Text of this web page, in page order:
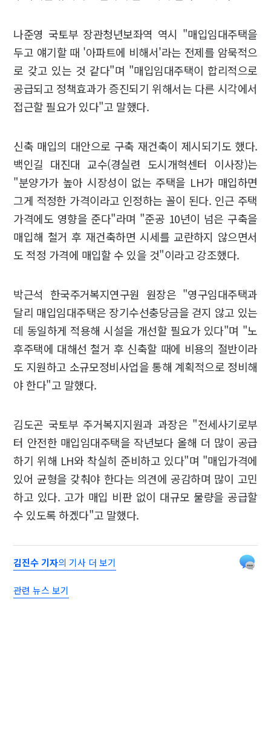
나준영 국토부 장관청년보좌역 역시 "매입임대주택을
두고 얘기할 때 '아파트에 비해서'라는 전제를 암묵적으
로 갖고 있는 것 같다"며 "매입임대주택이 합리적으로
공급되고 정책효과가 증진되기 위해서는 다른 시각에서
접근할 필요가 있다"고 말했다.
신축 매입의 대안으로 구축 재건축이 제시되기도 했다.
백인길 대진대 교수(경실련 도시개혁센터 이사장)는
"분양가가 높아 시장성이 없는 주택을 LH가 매입하면
그게 적정한 가격이라고 인정하는 꼴이 된다. 인근 주택
가격에도 영향을 준다"라며 "준공 10년이 넘은 구축을
매입해 철거 후 재건축하면 시세를 교란하지 않으면서
도 적정 가격에 매입할 수 있을 것"이라고 강조했다.
박근석 한국주거복지연구원 원장은 "영구임대주택과
달리 매입임대주택은 장기수선충당금을 걷지 않고 있는
데 동일하게 적용해 시설을 개선할 필요가 있다"며 "노
후주택에 대해선 철거 후 신축할 때에 비용의 절반이라
도 지원하고 소규모정비사업을 통해 계획적으로 정비해
야 한다"고 말했다.
김도곤 국토부 주거복지지원과 과장은 "전세사기로부
터 안전한 매입임대주택을 작년보다 올해 더 많이 공급
하기 위해 LH와 착실히 준비하고 있다"며 "매입가격에
있어 균형을 갖춰야 한다는 의견에 공감하며 많이 고민
하고 있다. 고가 매입 비판 없이 대규모 물량을 공급할
수 있도록 하겠다"고 말했다.
김진수 기자의 기사 더 보기
관련 뉴스 보기